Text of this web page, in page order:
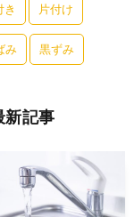
き 片付け
み 黒ずみ
新記事